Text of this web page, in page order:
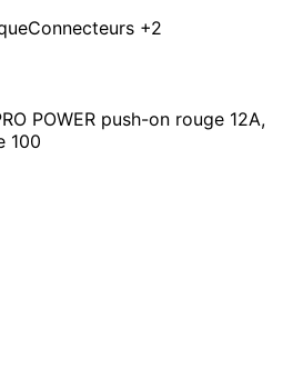
Connecteurs +2
POWER push-on rouge 12A,
100